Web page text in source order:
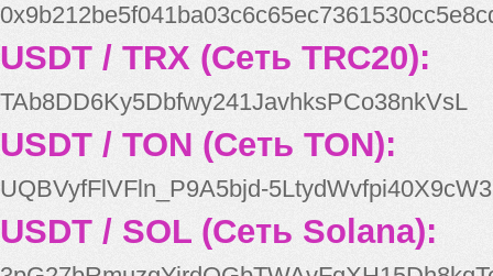
USDT / TRX (Сеть TRC20):
TAb8DD6Ky5Dbfwy241JavhksPCo38nkVsL
USDT / TON (Сеть TON):
UQBVyfFlVFln_P9A5bjd-
USDT / SOL (Сеть Solana):